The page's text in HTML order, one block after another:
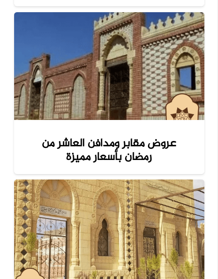
عروض مقابر ومدافن العاشر من
رمضان بأسعار مميزة